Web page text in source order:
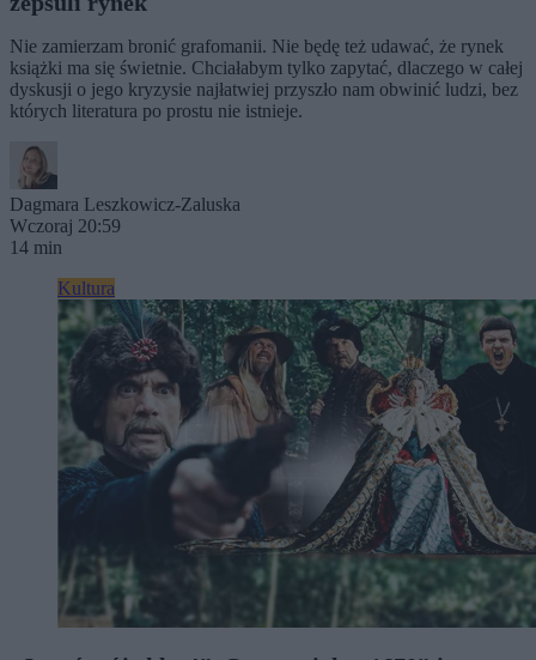
Nie zamierzam bronić grafomanii. Nie będę też udawać, że rynek
książki ma się świetnie. Chciałabym tylko zapytać, dlaczego w całej
dyskusji o jego kryzysie najłatwiej przyszło nam obwinić ludzi, bez
których literatura po prostu nie istnieje.
Dagmara Leszkowicz-Zaluska
Wczoraj 20:59
14 min
Kultura